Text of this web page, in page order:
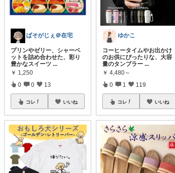
ぱそがじぇ＠在宅
プリンやゼリー、シャーベ
ットを詰め合わせた、彩り
豊かなスイーツ ...
￥ 1,250
0 0 13
コレ いいね
ゆかこ
コーヒータイムやお出かけ
のお供にぴったりな、大容
量のタンブラー ...
￥ 4,480～
0 1 119
コレ いいね